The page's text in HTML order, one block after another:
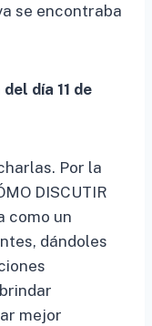
se encontraba
día 11 de
Por la
DISCUTIR
como un
dándoles
mejor